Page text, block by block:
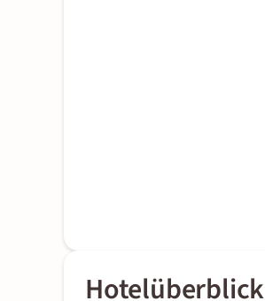
Hotelüberblick